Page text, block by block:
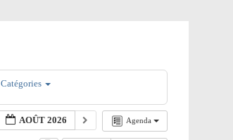
Catégories
Agenda
AOÛT 2026